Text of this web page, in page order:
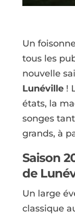
Un
tous les
nouvelle
Lunéville!
états, la
songes
grands, à
Saison
de
Un large
classique